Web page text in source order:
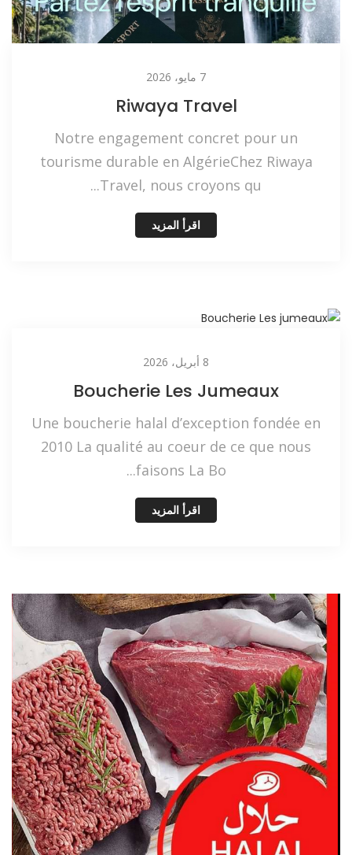
7 مايو، 2026
Riwaya Travel
Notre engagement concret pour un
tourisme durable en AlgérieChez Riwaya
Travel, nous croyons qu...
اقرأ المزيد
8 أبريل، 2026
Boucherie Les Jumeaux
Une boucherie halal d’exception fondée en
2010 La qualité au coeur de ce que nous
faisons La Bo...
اقرأ المزيد